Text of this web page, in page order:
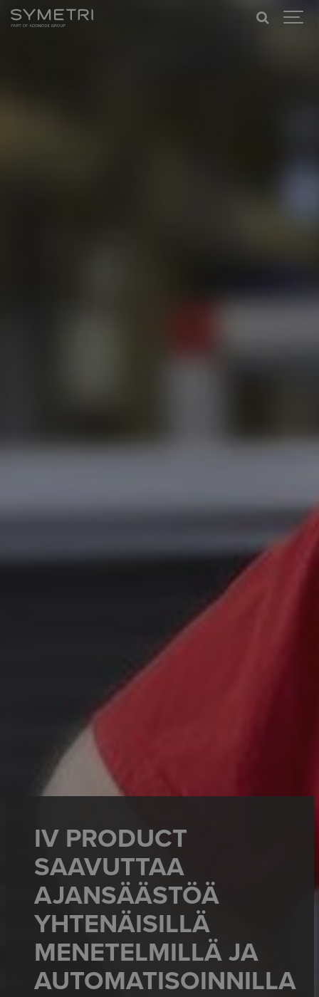
IV PRODUCT
SAAVUTTAA
AJANSÄÄSTÖÄ
YHTENÄISILLÄ
MENETELMILLÄ JA
AUTOMATISOINNILLA